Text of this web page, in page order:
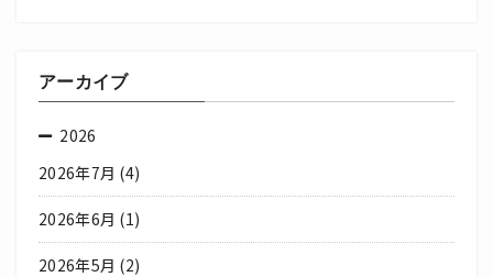
アーカイブ
2026
2026年7月 (4)
2026年6月 (1)
2026年5月 (2)